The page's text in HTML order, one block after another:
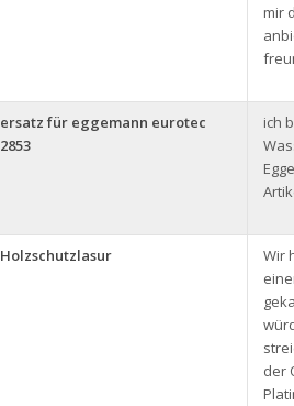
mir
ersatz für eggemann eurotec
2853
ich
Holzschutzlasur
Wir
der